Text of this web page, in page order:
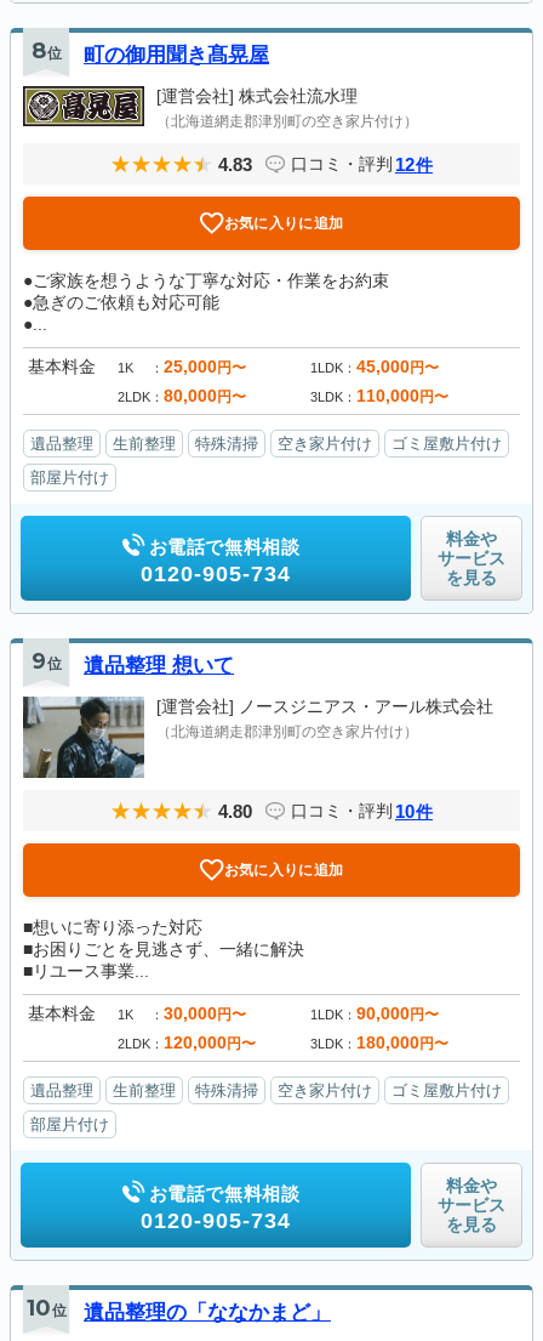
8位 町の御用聞き髙晃屋
[運営会社] 株式会社流水理
（北海道網走郡津別町の空き家片付け）
4.83 口コミ・評判 12件
お気に入りに追加
●ご家族を想うような丁寧な対応・作業をお約束
●急ぎのご依頼も対応可能
●...
基本料金 1K 25,000円〜 1LDK 45,000円〜
2LDK 80,000円〜 3LDK 110,000円〜
遺品整理 生前整理 特殊清掃 空き家片付け
ゴミ屋敷片付け
部屋片付け
お電話で無料相談
0120-905-734
料金や
サービス
を見る
9位 遺品整理 想いて
[運営会社] ノースジニアス・アール株式会社
（北海道網走郡津別町の空き家片付け）
4.80 口コミ・評判 10件
お気に入りに追加
■想いに寄り添った対応
■お困りごとを見逃さず、一緒に解決
■リユース事業...
基本料金 1K 30,000円〜 1LDK 90,000円〜
2LDK 120,000円〜 3LDK 180,000円〜
遺品整理 生前整理 特殊清掃 空き家片付け
ゴミ屋敷片付け
部屋片付け
お電話で無料相談
0120-905-734
料金や
サービス
を見る
10位 遺品整理の「ななかまど」